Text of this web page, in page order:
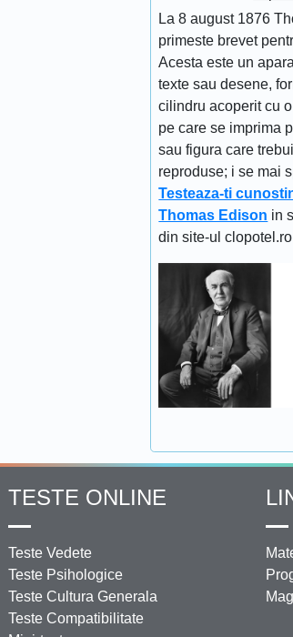
La 8 august 1876
primeste brevet
Acesta este un
texte sau desene,
cilindru acoperit cu
pe care se imprima
sau figura care
reproduse; i se mai
Testeaza-ti
Thomas Edison in
din site-ul clopotel.ro
TESTE ONLINE
Teste Vedete
Teste Psihologice
Teste Cultura Generala
Teste Compatibilitate